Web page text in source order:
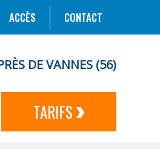
ACCÈS CONTACT
DE VANNES (56)
TARIFS